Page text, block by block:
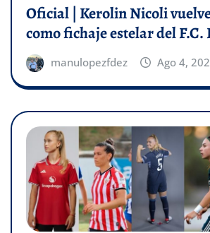
Oficial | Kerolin Nicoli
como fichaje estelar del F.C.
manulopezfdez Ago 4,